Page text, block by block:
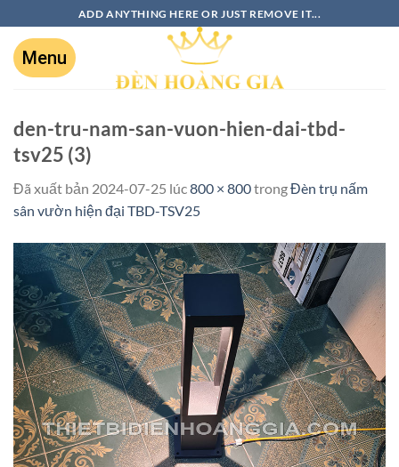
ADD ANYTHING HERE OR JUST REMOVE IT...
den-tru-nam-san-vuon-hien-dai-tbd-
tsv25 (3)
Đã xuất bản 2024-07-25 lúc800 × 800trongĐèn trụ nấm
sân vườn hiện đại TBD-TSV25